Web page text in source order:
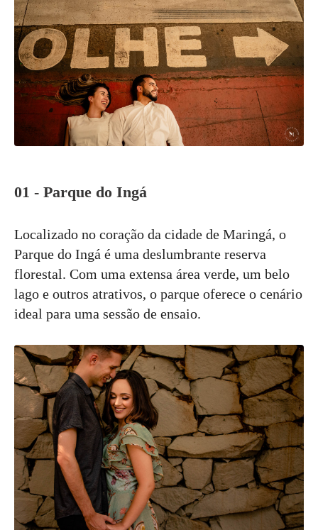
01 - Parque do Ingá
Localizado no coração da cidade de Maringá, o
Parque do Ingá é uma deslumbrante reserva
florestal. Com uma extensa área verde, um belo
lago e outros atrativos, o parque oferece o cenário
ideal para uma sessão de ensaio.